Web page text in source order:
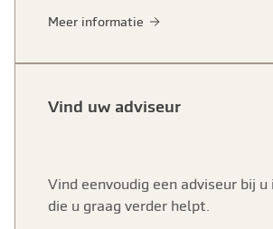
Meer informatie
Vind uw adviseur
Vind eenvoudig een adviseur bij
die u graag verder helpt.